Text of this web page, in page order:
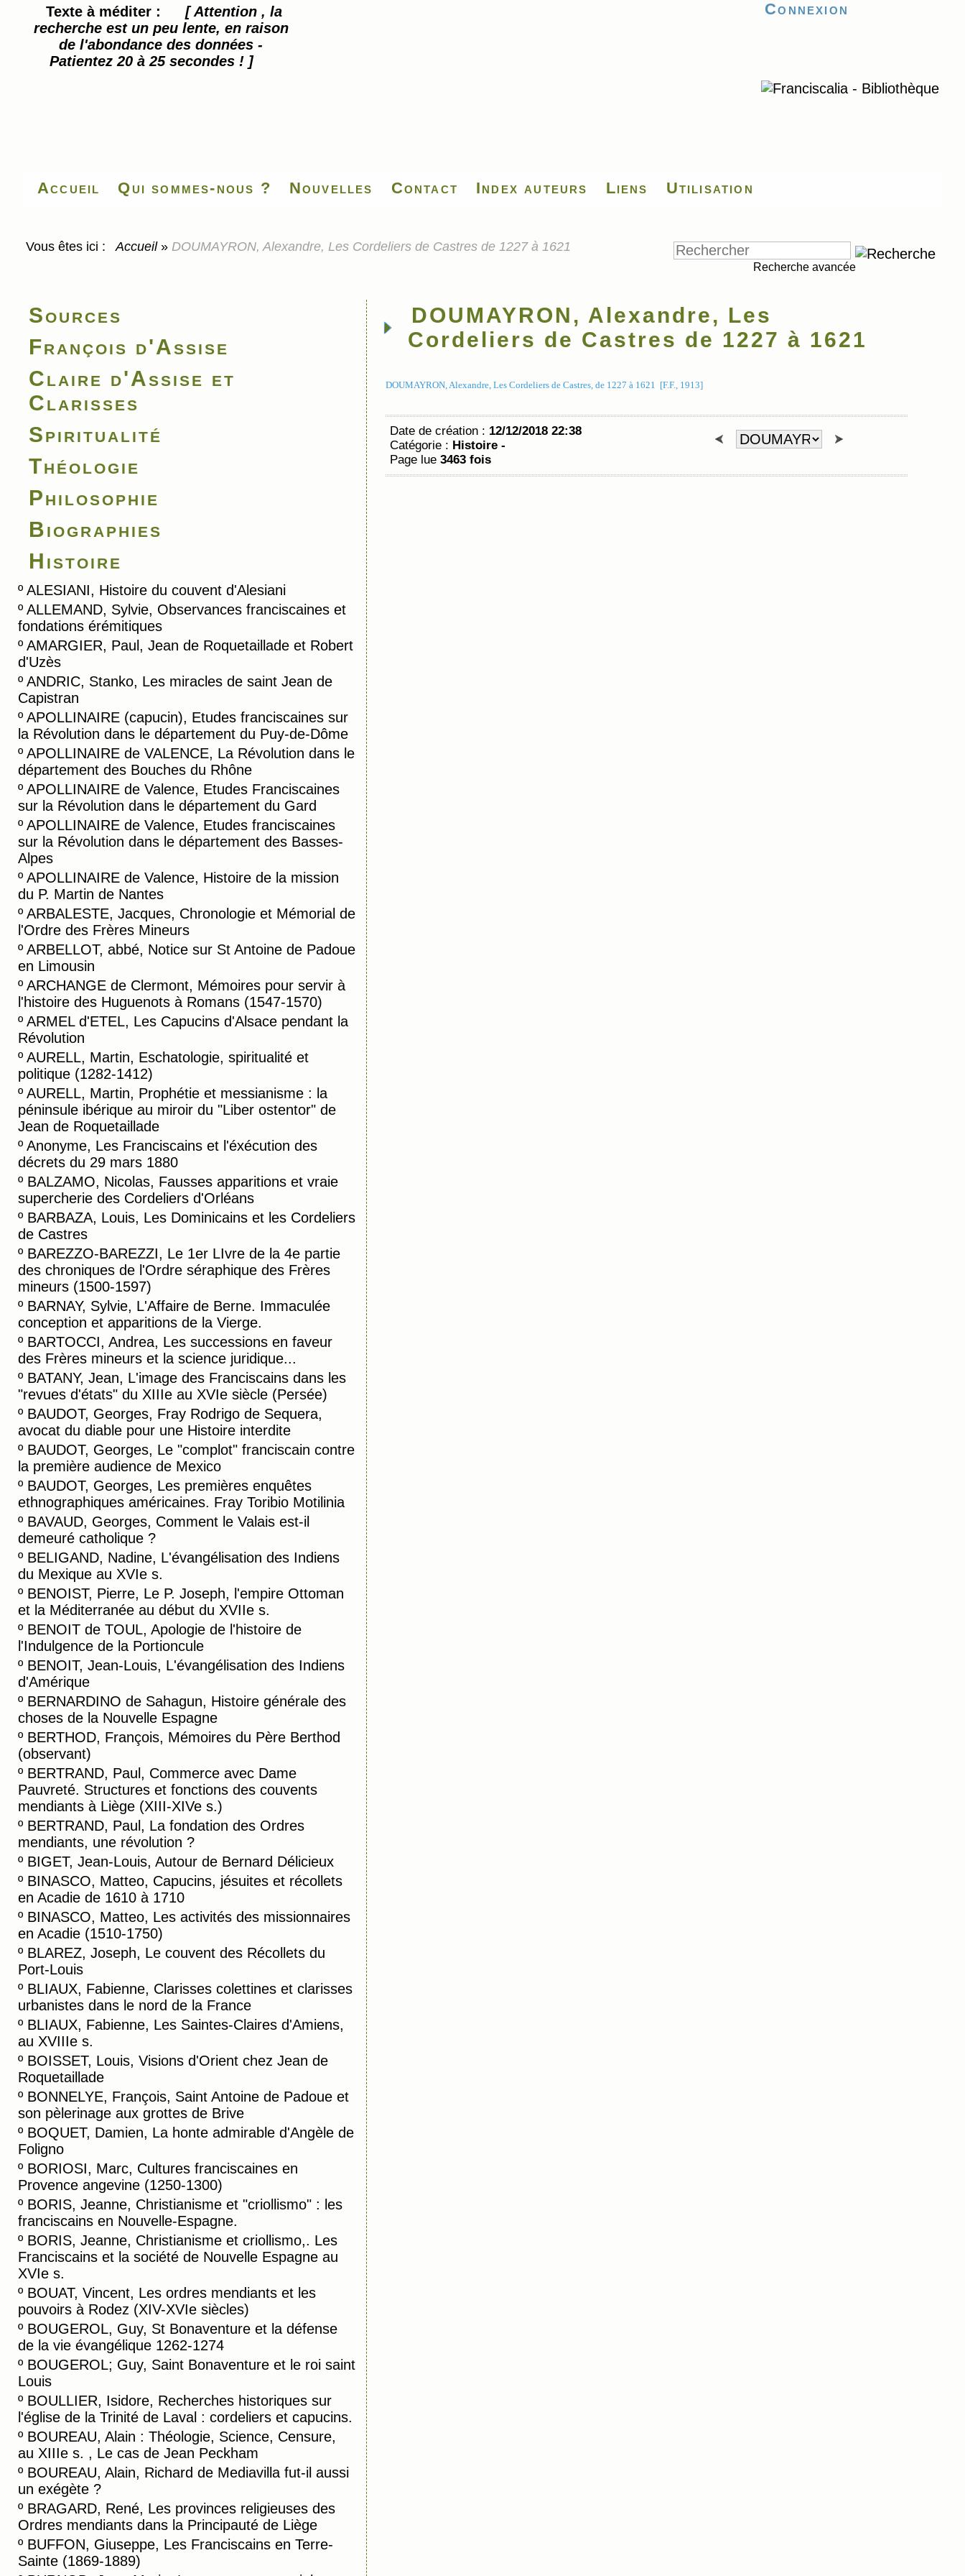
Texte à méditer :
[ Attention , la
recherche est un peu lente, en raison
de l'abondance des données -
Patientez 20 à 25 secondes ! ]
Accueil
Connexion
Qui sommes-nous ? Nouvelles Contact Index auteurs Liens Utilisation
Vous êtes ici : Accueil » DOUMAYRON, Alexandre, Les Cordeliers de Castres de 1227 à 1621
Recherche avancée
Sources
François d'Assise
Claire d'Assise et
Clarisses
Spiritualité
Théologie
Philosophie
Biographies
Histoire
º ALESIANI, Histoire du couvent d'Alesiani
º ALLEMAND, Sylvie, Observances franciscaines et
fondations érémitiques
º AMARGIER, Paul, Jean de Roquetaillade et Robert
d'Uzès
º ANDRIC, Stanko, Les miracles de saint Jean de
Capistran
º APOLLINAIRE (capucin), Etudes franciscaines sur
la Révolution dans le département du Puy-de-Dôme
º APOLLINAIRE de VALENCE, La Révolution dans le
département des Bouches du Rhône
º APOLLINAIRE de Valence, Etudes Franciscaines
sur la Révolution dans le département du Gard
º APOLLINAIRE de Valence, Etudes franciscaines
sur la Révolution dans le département des Basses-
Alpes
º APOLLINAIRE de Valence, Histoire de la mission
du P. Martin de Nantes
º ARBALESTE, Jacques, Chronologie et Mémorial de
l'Ordre des Frères Mineurs
º ARBELLOT, abbé, Notice sur St Antoine de Padoue
en Limousin
º ARCHANGE de Clermont, Mémoires pour servir à
l'histoire des Huguenots à Romans (1547-1570)
º ARMEL d'ETEL, Les Capucins d'Alsace pendant la
Révolution
º AURELL, Martin, Eschatologie, spiritualité et
politique (1282-1412)
º AURELL, Martin, Prophétie et messianisme : la
péninsule ibérique au miroir du "Liber ostentor" de
Jean de Roquetaillade
º Anonyme, Les Franciscains et l'éxécution des
décrets du 29 mars 1880
º BALZAMO, Nicolas, Fausses apparitions et vraie
supercherie des Cordeliers d'Orléans
º BARBAZA, Louis, Les Dominicains et les Cordeliers
de Castres
º BAREZZO-BAREZZI, Le 1er LIvre de la 4e partie
des chroniques de l'Ordre séraphique des Frères
mineurs (1500-1597)
º BARNAY, Sylvie, L'Affaire de Berne. Immaculée
conception et apparitions de la Vierge.
º BARTOCCI, Andrea, Les successions en faveur
des Frères mineurs et la science juridique...
º BATANY, Jean, L'image des Franciscains dans les
"revues d'états" du XIIIe au XVIe siècle (Persée)
º BAUDOT, Georges, Fray Rodrigo de Sequera,
avocat du diable pour une Histoire interdite
º BAUDOT, Georges, Le "complot" franciscain contre
la première audience de Mexico
º BAUDOT, Georges, Les premières enquêtes
ethnographiques américaines. Fray Toribio Motilinia
º BAVAUD, Georges, Comment le Valais est-il
demeuré catholique ?
º BELIGAND, Nadine, L'évangélisation des Indiens
du Mexique au XVIe s.
º BENOIST, Pierre, Le P. Joseph, l'empire Ottoman
et la Méditerranée au début du XVIIe s.
º BENOIT de TOUL, Apologie de l'histoire de
l'Indulgence de la Portioncule
º BENOIT, Jean-Louis, L'évangélisation des Indiens
d'Amérique
º BERNARDINO de Sahagun, Histoire générale des
choses de la Nouvelle Espagne
º BERTHOD, François, Mémoires du Père Berthod
(observant)
º BERTRAND, Paul, Commerce avec Dame
Pauvreté. Structures et fonctions des couvents
mendiants à Liège (XIII-XIVe s.)
º BERTRAND, Paul, La fondation des Ordres
mendiants, une révolution ?
º BIGET, Jean-Louis, Autour de Bernard Délicieux
º BINASCO, Matteo, Capucins, jésuites et récollets
en Acadie de 1610 à 1710
º BINASCO, Matteo, Les activités des missionnaires
en Acadie (1510-1750)
º BLAREZ, Joseph, Le couvent des Récollets du
Port-Louis
º BLIAUX, Fabienne, Clarisses colettines et clarisses
urbanistes dans le nord de la France
º BLIAUX, Fabienne, Les Saintes-Claires d'Amiens,
au XVIIIe s.
º BOISSET, Louis, Visions d'Orient chez Jean de
Roquetaillade
º BONNELYE, François, Saint Antoine de Padoue et
son pèlerinage aux grottes de Brive
º BOQUET, Damien, La honte admirable d'Angèle de
Foligno
º BORIOSI, Marc, Cultures franciscaines en
Provence angevine (1250-1300)
º BORIS, Jeanne, Christianisme et "criollismo" : les
franciscains en Nouvelle-Espagne.
º BORIS, Jeanne, Christianisme et criollismo,. Les
Franciscains et la société de Nouvelle Espagne au
XVIe s.
º BOUAT, Vincent, Les ordres mendiants et les
pouvoirs à Rodez (XIV-XVIe siècles)
º BOUGEROL, Guy, St Bonaventure et la défense
de la vie évangélique 1262-1274
º BOUGEROL; Guy, Saint Bonaventure et le roi saint
Louis
º BOULLIER, Isidore, Recherches historiques sur
l'église de la Trinité de Laval : cordeliers et capucins.
º BOUREAU, Alain : Théologie, Science, Censure,
au XIIIe s. , Le cas de Jean Peckham
º BOUREAU, Alain, Richard de Mediavilla fut-il aussi
un exégète ?
º BRAGARD, René, Les provinces religieuses des
Ordres mendiants dans la Principauté de Liège
º BUFFON, Giuseppe, Les Franciscains en Terre-
Sainte (1869-1889)
DOUMAYRON, Alexandre, Les
Cordeliers de Castres de 1227 à 1621
DOUMAYRON, Alexandre, Les Cordeliers de Castres, de 1227 à 1621 [F.F., 1913]
Date de création : 12/12/2018 22:38
Catégorie : Histoire -
Page lue 3463 fois